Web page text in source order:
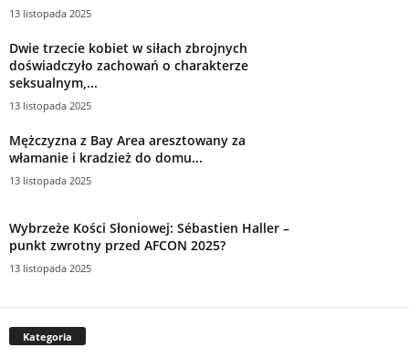
13 listopada 2025
Dwie trzecie kobiet w siłach zbrojnych
doświadczyło zachowań o charakterze
seksualnym,...
13 listopada 2025
Mężczyzna z Bay Area aresztowany za
włamanie i kradzież do domu...
13 listopada 2025
Wybrzeże Kości Słoniowej: Sébastien Haller –
punkt zwrotny przed AFCON 2025?
13 listopada 2025
Kategoria